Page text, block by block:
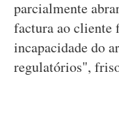
parcialmente
factura ao cliente
incapacidade do
regulatórios",